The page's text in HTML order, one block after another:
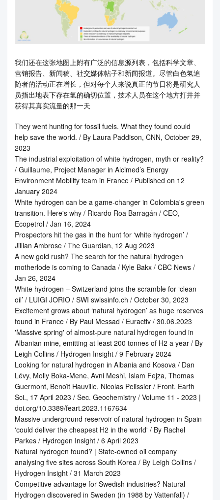
我们还在这张地图上附有广泛的信息源列表，包括科学文章、
营销报告、新闻稿、社交媒体帖子和新闻报道。尽管白色氢追
随者的活动正在增长，但对每个人来说真正的节日将是研究人
员指出地表下存在氢的确切位置，技术人员在这个地方打井并
获得其真实流量的那一天
They went hunting for fossil fuels. What they found could
help save the world. / By Laura Paddison, CNN, October 29,
2023
The industrial exploitation of white hydrogen, myth or reality?
/ Guillaume, Project Manager in Alcimed’s Energy
Environment Mobility team in France / Published on 12
January 2024
White hydrogen can be a game-changer in Colombia's green
transition. Here's why / Ricardo Roa Barragán / CEO,
Ecopetrol / Jan 16, 2024
Prospectors hit the gas in the hunt for ‘white hydrogen’ /
Jillian Ambrose / The Guardian, 12 Aug 2023
A new gold rush? The search for the natural hydrogen
motherlode is coming to Canada / Kyle Bakx / CBC News /
Jan 26, 2024
White hydrogen – Switzerland joins the scramble for ‘clean
oil’ / LUIGI JORIO / SWI swissinfo.ch / October 30, 2023
Excitement grows about ‘natural hydrogen’ as huge reserves
found in France / By Paul Messad / Euractiv / 30.06.2023
'Massive spring' of almost-pure natural hydrogen found in
Albanian mine, emitting at least 200 tonnes of H2 a year / By
Leigh Collins / Hydrogen Insight / 9 February 2024
Looking for natural hydrogen in Albania and Kosova / Dan
Lévy, Molly Boka-Mene, Avni Meshi, Islam Fejza, Thomas
Guermont, Benoît Hauville, Nicolas Pelissier / Front. Earth
Sci., 17 April 2023 / Sec. Geochemistry / Volume 11 - 2023 |
doi.org/10.3389/feart.2023.1167634
Massive underground reservoir of natural hydrogen in Spain
'could deliver the cheapest H2 in the world' / By Rachel
Parkes / Hydrogen Insight / 6 April 2023
Natural hydrogen found? | State-owned oil company
analysing five sites across South Korea / By Leigh Collins /
Hydrogen Insight / 31 March 2023
Competitive advantage for Swedish industries? Natural
Hydrogen discovered in Sweden (in 1988 by Vattenfall) /